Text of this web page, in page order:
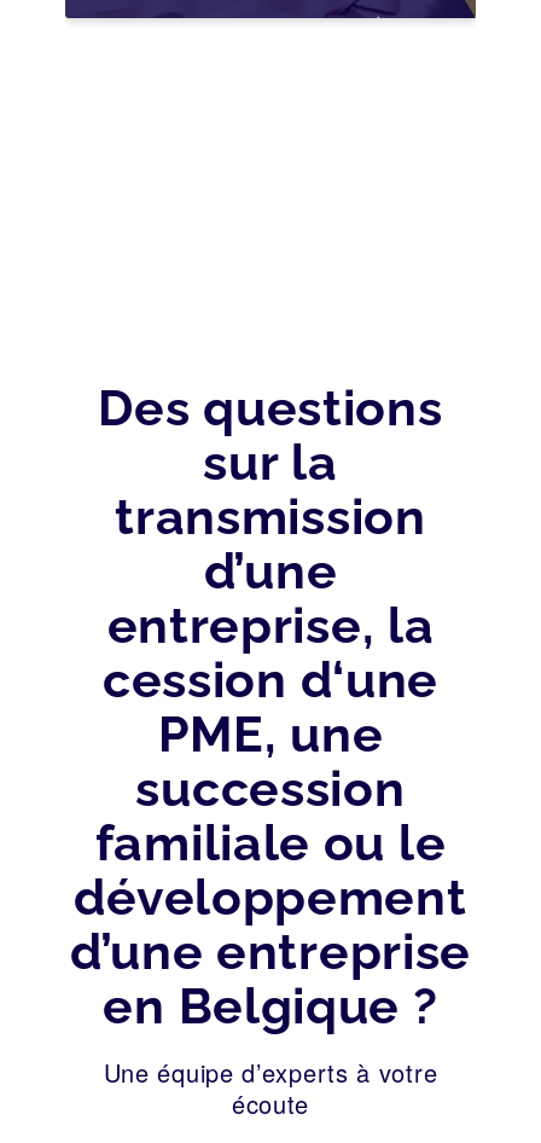
NOUVELLES
Des questions
sur la
transmission
d’une
entreprise, la
cession d‘une
PME, une
succession
familiale ou le
développement
d’une entreprise
en Belgique ?
Une équipe d’experts à votre
écoute